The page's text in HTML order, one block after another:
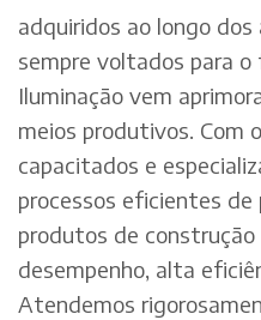
adquiridos ao longo dos
sempre voltados para o
Iluminação vem
meios produtivos. Com
capacitados e
processos eficientes
produtos de
desempenho, alta
Atendemos